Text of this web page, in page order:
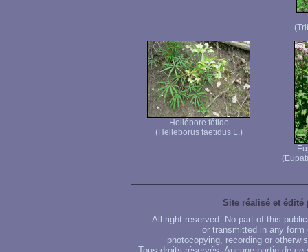
Hellébore fétide
(Helleborus faetidus L.)
Site réalisé et édité
All right reserved. No part of this
or transmitted in any
photocopying, recording or